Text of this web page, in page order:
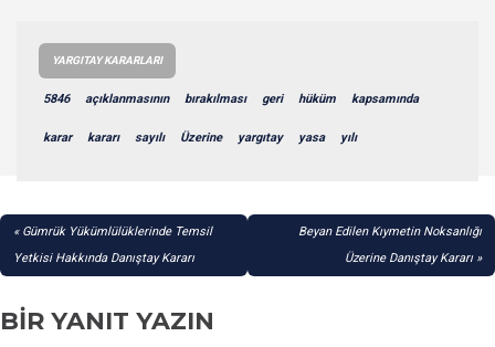
YARGITAY KARARLARI
5846 açıklanmasının bırakılması geri hüküm kapsamında
karar kararı sayılı Üzerine yargıtay yasa yılı
YAZI
GEZINMESI
Gümrük Yükümlülüklerinde Temsil
Yetkisi Hakkında Danıştay Kararı
Beyan Edilen Kıymetin Noksanlığı
Üzerine Danıştay Kararı
BIR YANIT YAZIN